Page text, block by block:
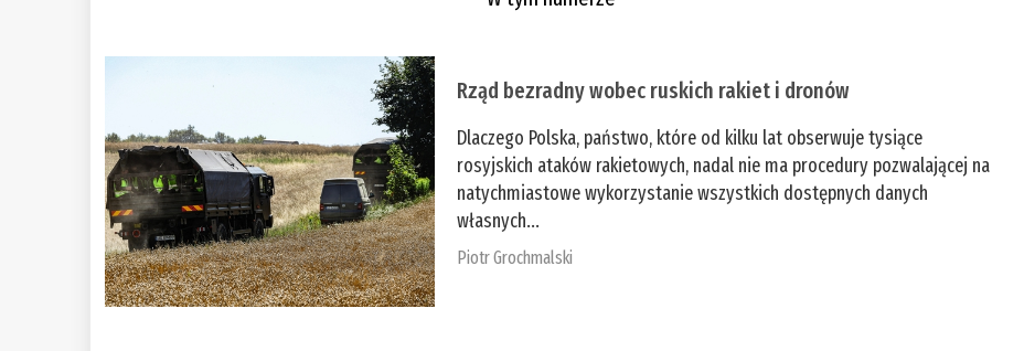
Rząd bezradny wobec ruskich rakiet i dronów
Dlaczego Polska, państwo, które od kilku lat obserwuje tysiące
rosyjskich ataków rakietowych, nadal nie ma procedury pozwalającej na
natychmiastowe wykorzystanie wszystkich dostępnych danych
własnych...
Piotr Grochmalski